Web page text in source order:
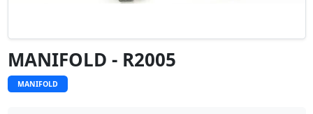
MANIFOLD - R2005
MANIFOLD